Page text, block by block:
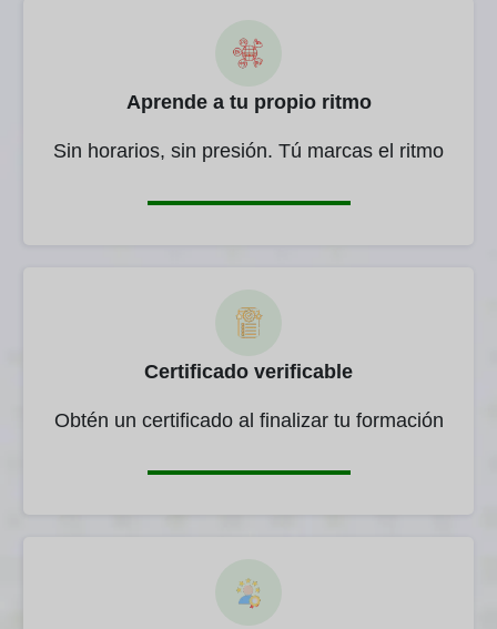
Aprende a tu propio ritmo
Sin horarios, sin presión. Tú marcas el ritmo
Certificado verificable
Obtén un certificado al finalizar tu formación